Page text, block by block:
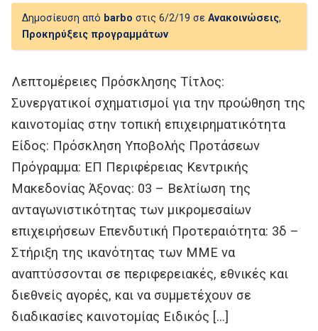
Δημοσίευση από barbo στις 6/2/19 σε Ανακοινώσεις,
Προκηρύξεις προγραμμάτων
Λεπτομέρειες Πρόσκλησης Τίτλος:
Συνεργατικοί σχηματισμοί για την προώθηση της
καινοτομίας στην τοπική επιχειρηματικότητα
Είδος: Πρόσκληση Υποβολής Προτάσεων
Πρόγραμμα: ΕΠ Περιφέρειας Κεντρικής
Μακεδονίας Άξονας: 03 – Βελτίωση της
ανταγωνιστικότητας των μικρομεσαίων
επιχειρήσεων Επενδυτική Προτεραιότητα: 3δ –
Στήριξη της ικανότητας των ΜΜΕ να
αναπτύσσονται σε περιφερειακές, εθνικές και
διεθνείς αγορές, και να συμμετέχουν σε
διαδικασίες καινοτομίας Ειδικός […]